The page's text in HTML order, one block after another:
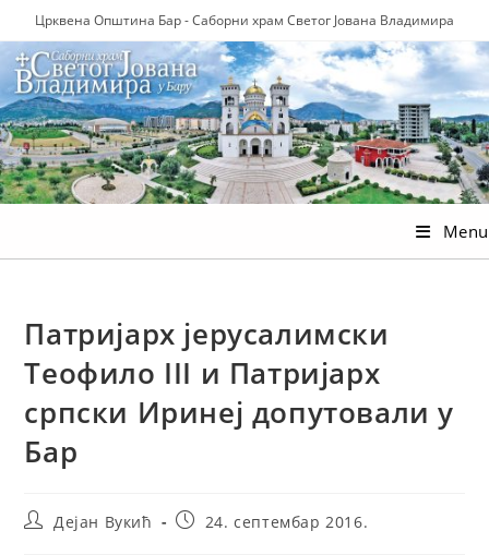
to
content
Црквена Општина Бар - Саборни храм Светог Јована Владимира
Menu
Патријарх јерусалимски
Теофило III и Патријарх
српски Иринеј допутовали у
Бар
PostДејан Вукић
Post24. септембар 2016.